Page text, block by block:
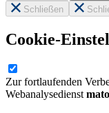
Schließen
Cookie-
Zur fortlaufenden
Webanalysedienst